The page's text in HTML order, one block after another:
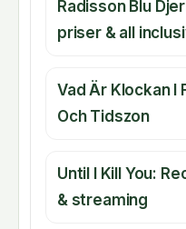
Radisson Blu
priser & all
Vad Är Klockan I
Och Tidszon
Until I Kill You:
& streaming